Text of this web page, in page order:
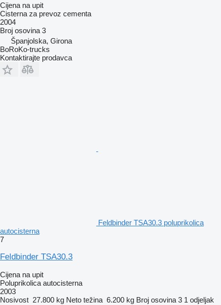
Cijena na upit
Cisterna za prevoz cementa
2004
Broj osovina 3
Španjolska, Girona
BoRoKo-trucks
Kontaktirajte prodavca
Feldbinder TSA30.3 poluprikolica
autocisterna
7
Feldbinder TSA30.3
Cijena na upit
Poluprikolica autocisterna
2003
Nosivost 27.800 kg Neto težina 6.200 kg Broj osovina 3 1 odjeljak